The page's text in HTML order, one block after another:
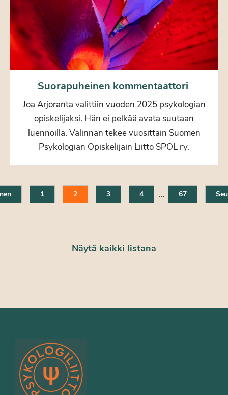
Suorapuheinen kommentaattori
Joa Arjoranta valittiin vuoden 2025 psykologian
opiskelijaksi. Hän ei pelkää avata suutaan
luennoilla. Valinnan tekee vuosittain Suomen
Psykologian Opiskelijain Liitto SPOL ry.
1 2 3 4 … 67
Näytä kaikki listana